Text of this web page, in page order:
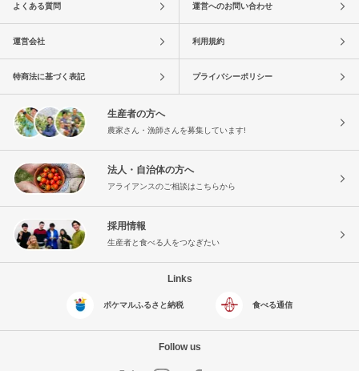
よくある質問 運営へのお問い合わせ
運営会社 利用規約
特商法に基づく表記 プライバシーポリシー
生産者の方へ
農家さん・漁師さんを募集しています!
法人・自治体の方へ
アライアンスのご相談はこちらから
採用情報
生産者と食べる人をつなぎたい
Links
ポケマルふるさと納税 食べる通信
Follow us